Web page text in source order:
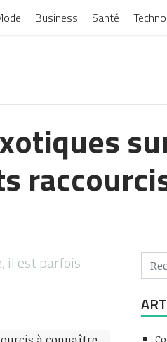
Business Santé
il est parfois